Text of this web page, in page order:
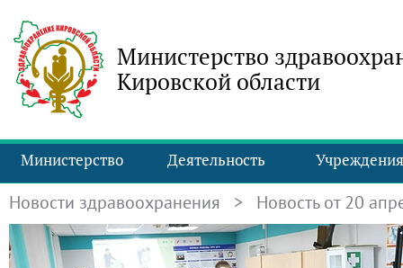
Министерство
Кировской области
Министерство Деятельность Учреждения
Новости здравоохранения > Новость от 20